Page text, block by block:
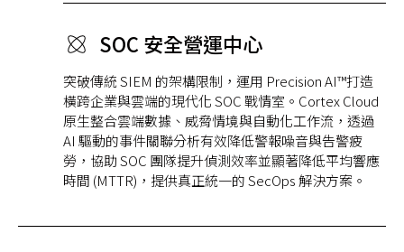
SOC 安全營運中心
突破傳統 SIEM 的架構限制，運用 Precision AI™打造
橫跨企業與雲端的現代化 SOC 戰情室。Cortex Cloud
原生整合雲端數據、威脅情境與自動化工作流，透過
AI 驅動的事件關聯分析有效降低警報噪音與告警疲
勞，協助 SOC 團隊提升偵測效率並顯著降低平均響應
時間 (MTTR)，提供真正統一的 SecOps 解決方案。